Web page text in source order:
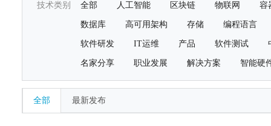
技术类别 全部 人工智能 区块链 物联网 容
数据库 高可用架构 存储 编程语言
软件研发 IT运维 产品 软件测试
名家分享 职业发展 解决方案 智能硬
全部 最新发布